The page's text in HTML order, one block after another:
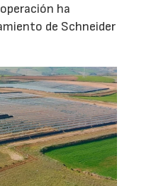
ha
de Schneider